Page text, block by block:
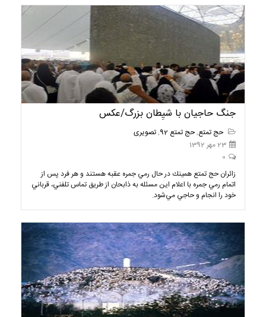
جنگ حاجيان با شيِطان بزرگ/عكس
حج تمتع,حج تمتع 92 ,تصویری
23 مهر 1392
0
زائران حج تمتع همينك در حال رمي جمره عقبه هستند و هر فرد پس از
اتمام رمي جمره با اعلام اين مسئله به ذابحان از طريق تماس تلفني، قرباني
خود را انجام و حاجي مي‌شود.